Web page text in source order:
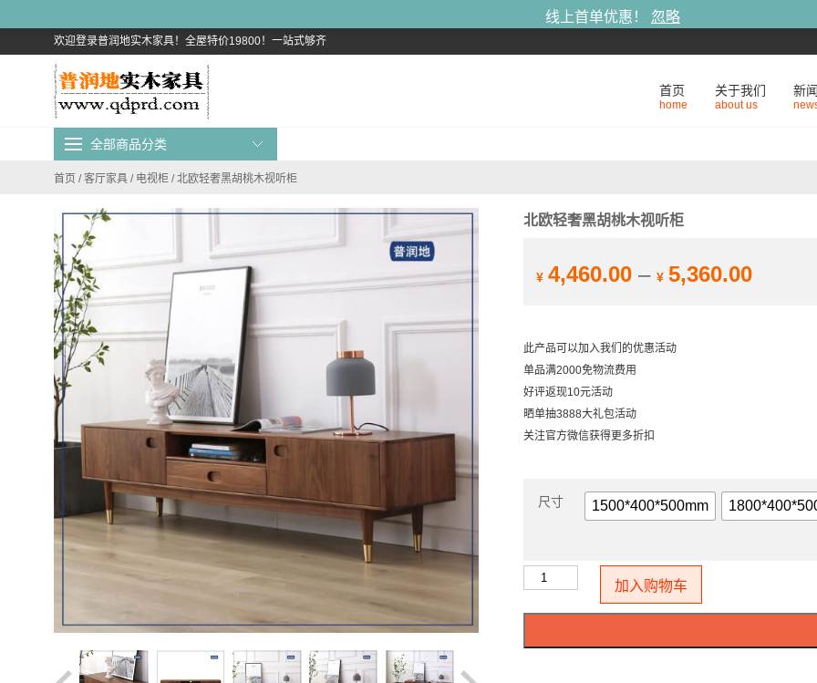
欢迎登录普润地实木家具！全屋特价19800！一站式够齐
首页
home
关于我们
about us
新
全部商品分类
首页 /客厅家具 / 电视柜 / 北欧轻奢黑胡桃木视听柜
北欧轻奢黑胡桃木视听柜
¥ 4,460.00 –¥ 5,360.00
此产品可以加入我们的优惠活动
单品满2000免物流费用
好评返现10元活动
晒单抽3888大礼包活动
关注官方微信获得更多折扣
尺寸 1500*400*500mm
加入购物车
线上首单优惠！ 忽略